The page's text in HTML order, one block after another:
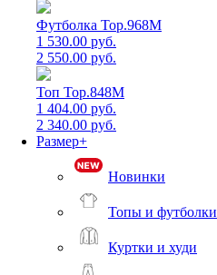
Футболка Top.968M
1 530.00 руб.
2 550.00 руб.
Топ Top.848M
1 404.00 руб.
2 340.00 руб.
Размер+
Новинки
Топы и футболки
Куртки и худи